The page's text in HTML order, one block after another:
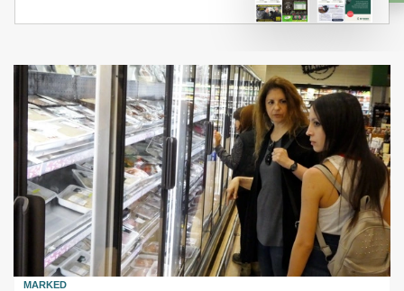
MARKED